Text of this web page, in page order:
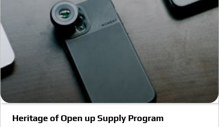
Heritage of Open up Supply Program